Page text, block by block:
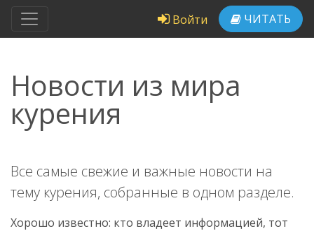
Войти ЧИТАТЬ
Новости из мира
курения
Все самые свежие и важные новости на
тему курения, собранные в одном разделе.
Хорошо известно: кто владеет информацией, тот